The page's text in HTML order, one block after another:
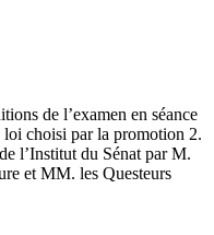
de l’examen en séance
choisi par la promotion 2.
l’Institut du Sénat par M.
et MM. les Questeurs